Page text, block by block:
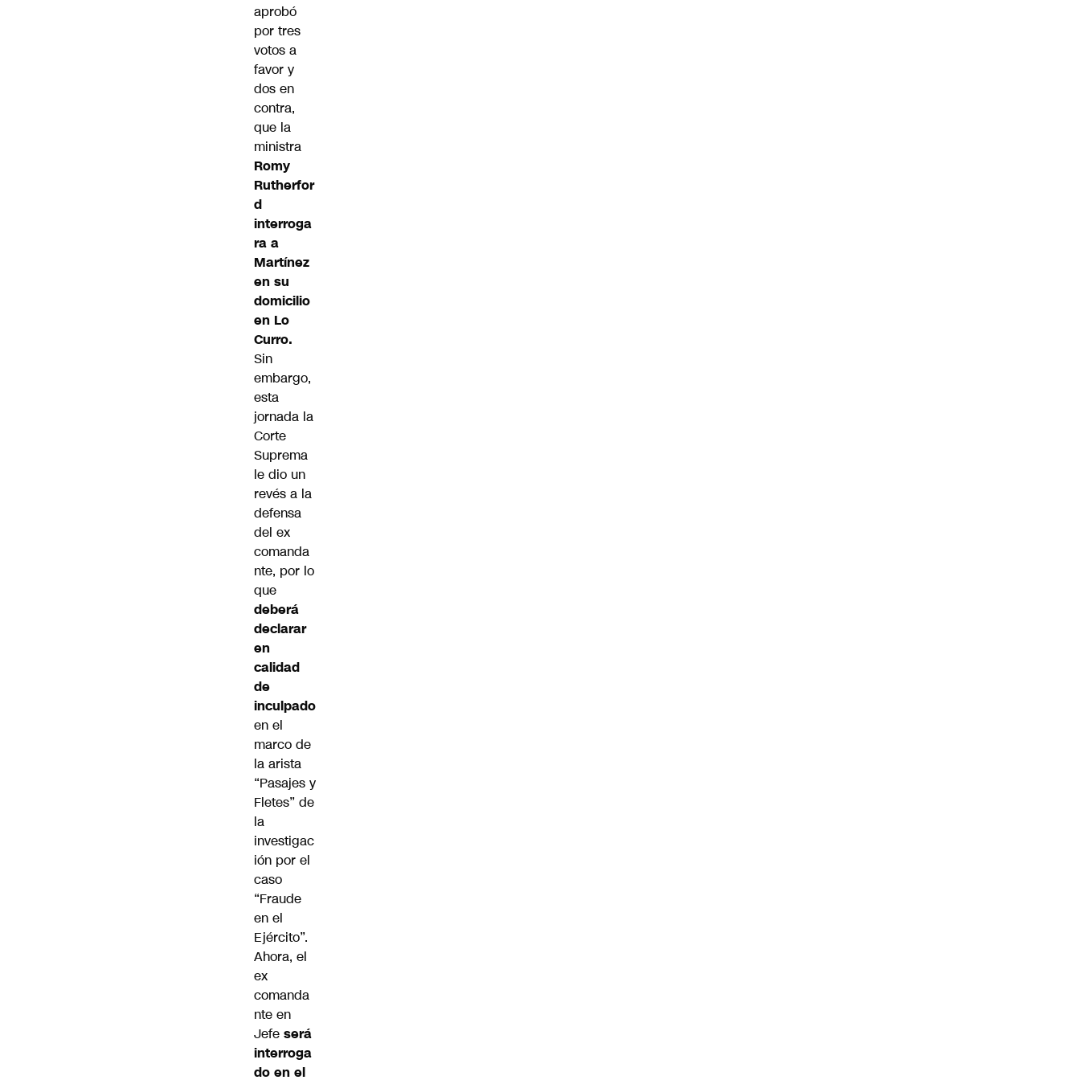
aprobó
por tres
votos a
favor y
dos en
contra,
que la
ministra
Romy
Rutherfor
d
interroga
ra a
Martínez
en su
domicilio
en Lo
Curro.
Sin
embargo,
esta
jornada la
Corte
Suprema
le dio un
revés a la
defensa
del ex
comanda
nte, por lo
que
deberá
declarar
en
calidad
de
inculpado
en el
marco de
la arista
“Pasajes y
Fletes” de
la
investigac
ión por el
caso
“Fraude
en el
Ejército”.
Ahora, el
ex
comanda
nte en
Jefe será
interroga
do en el